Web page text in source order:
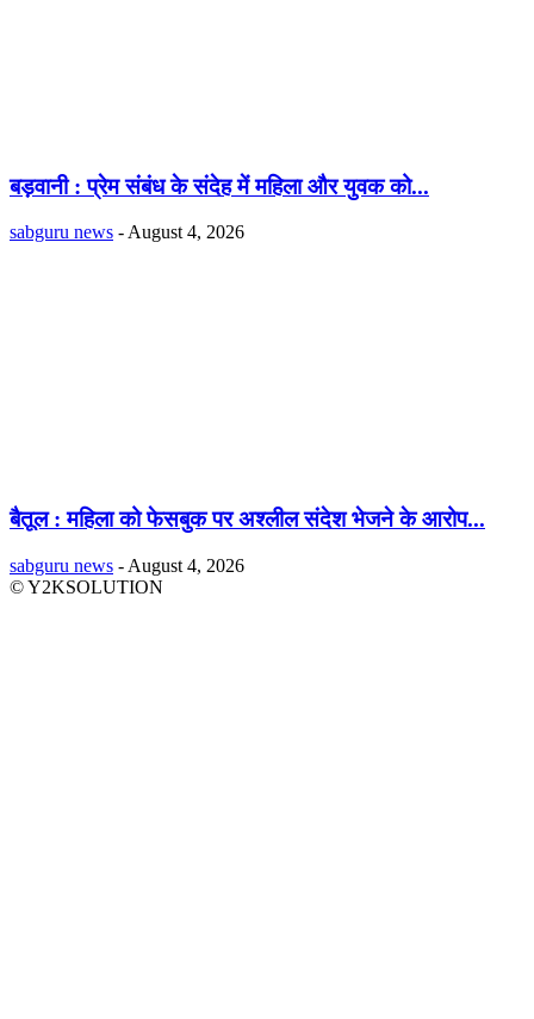
बड़वानी : प्रेम संबंध के संदेह में महिला और युवक को...
sabguru news - August 4, 2026
बैतूल : महिला को फेसबुक पर अश्लील संदेश भेजने के आरोप...
sabguru news - August 4, 2026
© Y2KSOLUTION